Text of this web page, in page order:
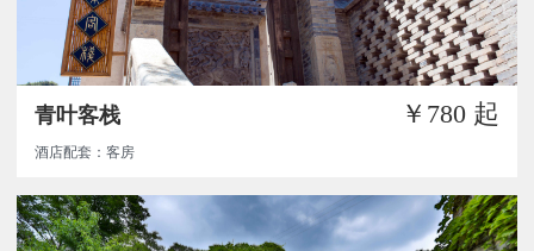
青叶客栈 ￥780 起
酒店配套：客房